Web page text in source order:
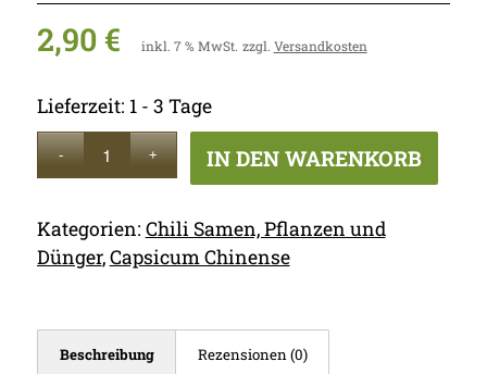
2,90 € inkl. 7 % MwSt. zzgl. Versandkosten
Lieferzeit: 1 - 3 Tage
IN DEN WARENKORB
Kategorien: Chili Samen, Pflanzen und
Dünger,Capsicum Chinense
Beschreibung Rezensionen (0)